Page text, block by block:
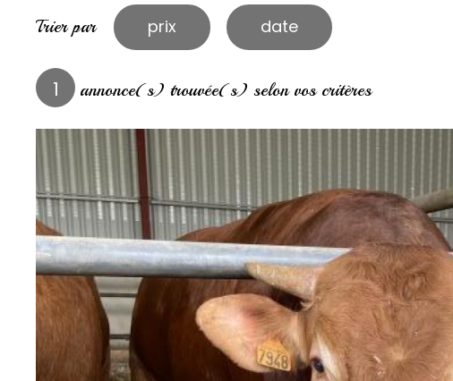
Trier par prix date
1 annonce(s) trouvée(s) selon vos critères